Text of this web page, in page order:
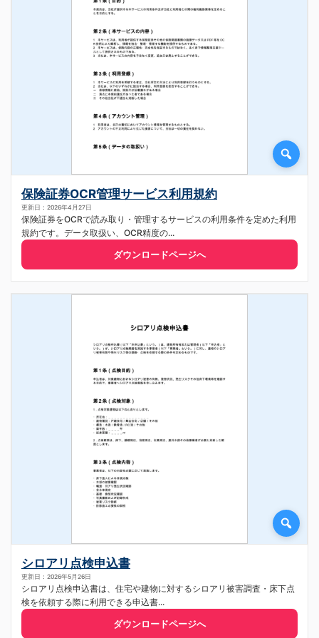
保険証券OCR管理サービス利用規約
更新日：2026年4月27日
保険証券をOCRで読み取り・管理するサービスの利用条件を定めた利用
規約です。データ取扱い、OCR精度の...
ダウンロードページへ
シロアリ点検申込書
更新日：2026年5月26日
シロアリ点検申込書は、住宅や建物に対するシロアリ被害調査・床下点
検を依頼する際に利用できる申込書...
ダウンロードページへ